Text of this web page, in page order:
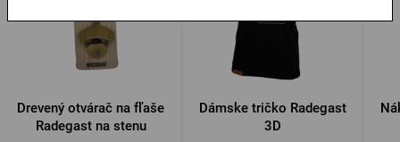
Drevený otvárač na fľaše
Radegast na stenu
Dámske tričko Radegast
3D